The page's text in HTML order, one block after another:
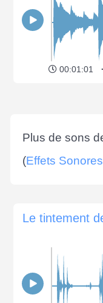
00:01:01
Plus de sons
(Effets Sonores
Le tintement